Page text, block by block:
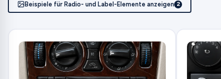
Beispiele für Radio- und Label-Elemente anzeigen 2